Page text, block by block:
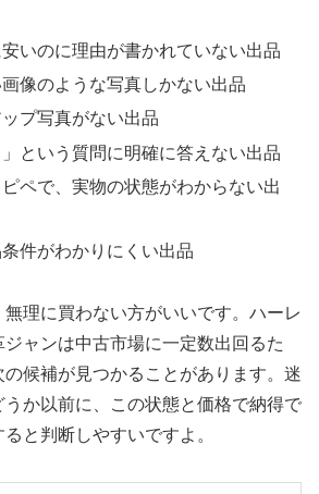
いのに理由が書かれていない出品
像のような写真しかない出品
プ写真がない出品
」という質問に明確に答えない出品
ペで、実物の状態がわからない出
件がわかりにくい出品
理に買わない方がいいです。ハーレ
ャンは中古市場に一定数出回るた
候補が見つかることがあります。迷
うか以前に、この状態と価格で納得で
と判断しやすいですよ。